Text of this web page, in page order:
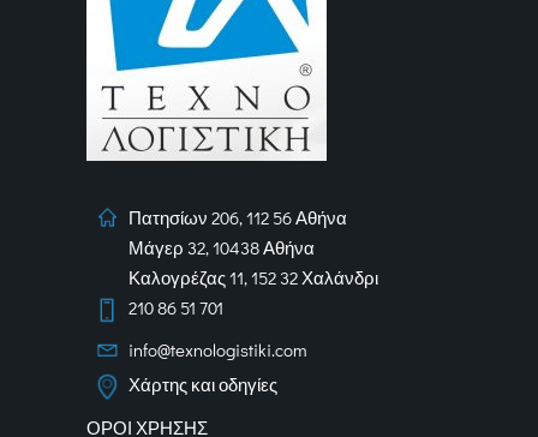
Πατησίων 206, 112 56 Αθήνα
Μάγερ 32, 10438 Αθήνα
Καλογρέζας 11, 152 32 Χαλάνδρι
210 86 51 701
info@texnologistiki.com
Χάρτης και οδηγίες
ΟΡΟΙ ΧΡΗΣΗΣ